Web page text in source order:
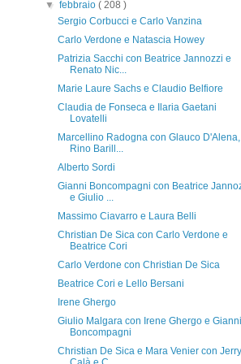
▼febbraio( 208 )
Sergio Corbucci e Carlo Vanzina
Carlo Verdone e Natascia Howey
Patrizia Sacchi con Beatrice Jannozzi e
Renato Nic...
Marie Laure Sachs e Claudio Belfiore
Claudia de Fonseca e Ilaria Gaetani
Lovatelli
Marcellino Radogna con Glauco D'Alena,
Rino Barill...
Alberto Sordi
Gianni Boncompagni con Beatrice
e Giulio ...
Massimo Ciavarro e Laura Belli
Christian De Sica con Carlo Verdone e
Beatrice Cori
Carlo Verdone con Christian De Sica
Beatrice Cori e Lello Bersani
Irene Ghergo
Giulio Malgara con Irene Ghergo e Gianni
Boncompagni
Christian De Sica e Mara Venier con Jerry